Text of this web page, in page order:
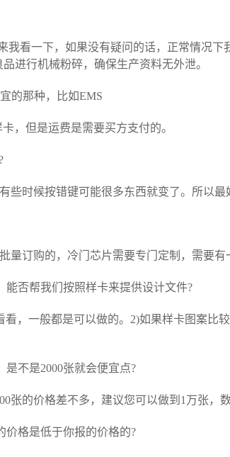
看一下，如果没有疑问的话，正常情况下
进行机械粉碎，确保生产资料无外泄。
的那种，比如EMS
但是运费是需要买方支付的。
时候按错键可能很多东西就变了。所以最
订购的，冷门芯片需要专门定制，需要有
否帮我们按照样卡来提供设计文件?
一般都是可以做的。2)如果样卡图案比
不是2000张就会便宜点?
的价格差不多，建议您可以做到1万张，
格是低于你报的价格的?